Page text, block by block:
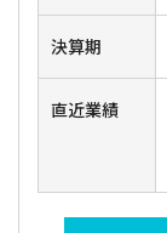
決算期
直近業績